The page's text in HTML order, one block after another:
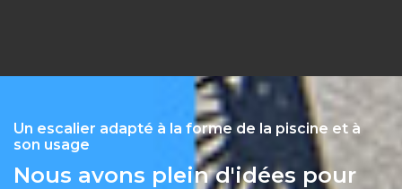
Un escalier adapté à la forme de la piscine et à
son usage
Nous avons plein d'idées pour